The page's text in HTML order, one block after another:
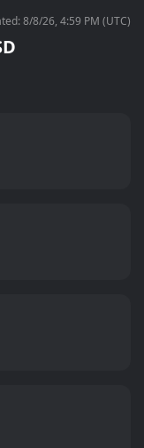
8/8/26, 4:59 PM (UTC)